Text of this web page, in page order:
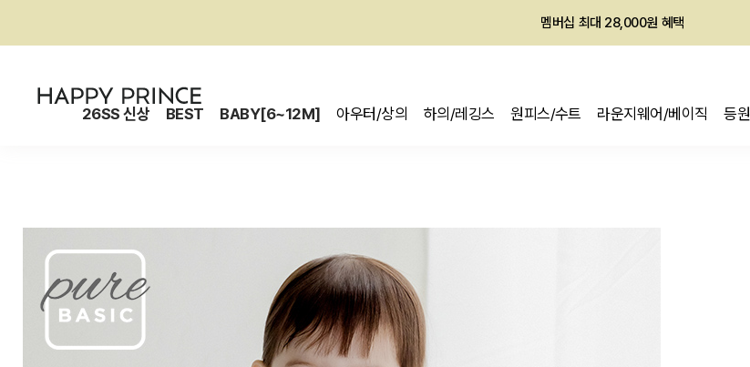
회원전용 아울렛, 가입하면 ~60% 할인!
26SS 신상 BEST BABY[6~12M] 아우터/상의 하의/레깅스 원피스/수트 라운지웨어/베이직 등